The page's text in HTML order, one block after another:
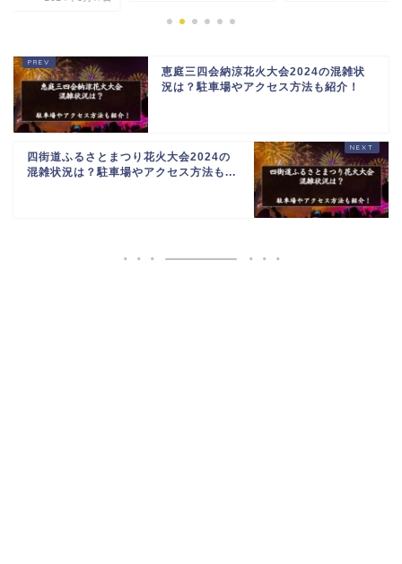
恵庭三四会納涼花火大会2024の混雑状
況は？駐車場やアクセス方法も紹介！
四街道ふるさとまつり花火大会2024の
混雑状況は？駐車場やアクセス方法も...